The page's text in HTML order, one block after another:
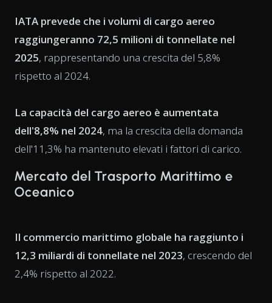
IATA prevede che i volumi di cargo aereo
raggiungeranno 72,5 milioni di tonnellate nel
2025, rappresentando una crescita del 5,8%
rispetto al 2024.
La capacità del cargo aereo è aumentata
dell'8,8% nel 2024, ma la crescita della domanda
dell'11,3% ha mantenuto elevati i fattori di carico.
Mercato del Trasporto Marittimo e
Oceanico
Il commercio marittimo globale ha raggiunto i
12,3 miliardi di tonnellate nel 2023, crescendo del
2,4% rispetto al 2022.